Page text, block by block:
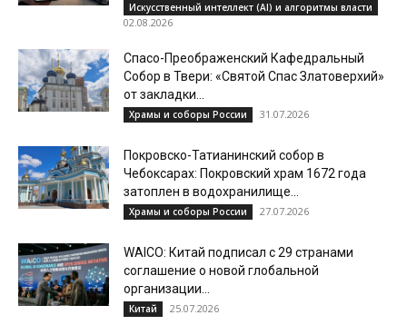
Искусственный интеллект (AI) и алгоритмы власти
02.08.2026
Спасо-Преображенский Кафедральный
Собор в Твери: «Святой Спас Златоверхий»
от закладки...
Храмы и соборы России 31.07.2026
Покровско-Татианинский собор в
Чебоксарах: Покровский храм 1672 года
затоплен в водохранилище...
Храмы и соборы России 27.07.2026
WAICO: Китай подписал с 29 странами
соглашение о новой глобальной
организации...
Китай 25.07.2026